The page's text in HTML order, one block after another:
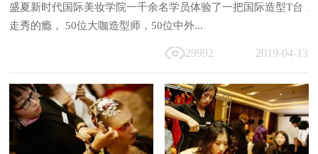
盛夏新时代国际美妆学院一千余名学员体验了一把国际造型T台
走秀的瘾， 50位大咖造型师，50位中外...
29992 2019-04-13